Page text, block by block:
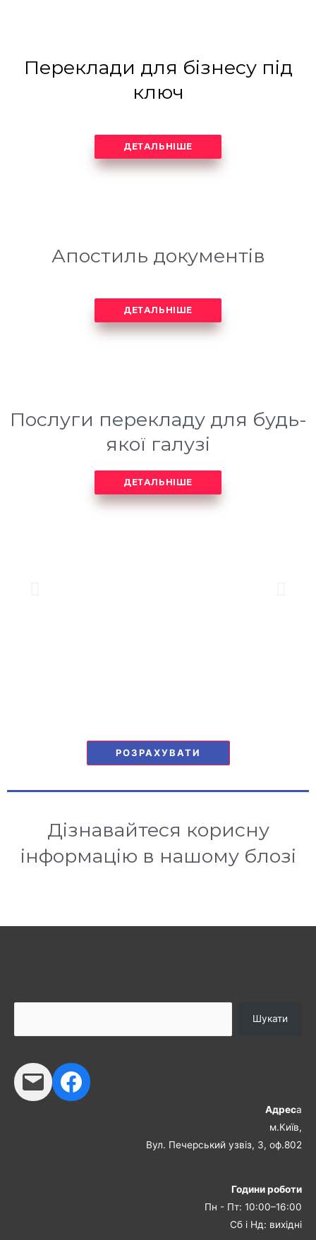
Переклади для бізнесу під
ключ
ДЕТАЛЬНІШЕ
Апостиль документів
ДЕТАЛЬНІШЕ
Послуги перекладу для будь-
якої галузі
ДЕТАЛЬНІШЕ
РОЗРАХУВАТИ
Дізнавайтеся корисну
інформацію в нашому блозі
Шукати
Адреса
м.Київ,
Вул. Печерський узвіз, 3, оф.802
Години роботи
Пн - Пт: 10:00–16:00
Сб і Нд: вихідні